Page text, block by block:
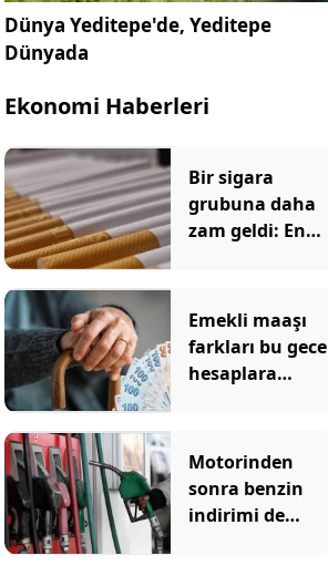
Dünya Yeditepe'de, Yeditepe
Dünyada
Ekonomi Haberleri
Bir sigara
grubuna daha
zam geldi: En
Emekli maaşı
farkları bu gece
hesaplara
Motorinden
sonra benzin
indirimi de